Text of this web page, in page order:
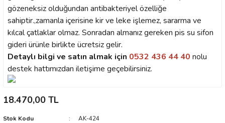
gözeneksiz olduğundan antibakteriyel özelliğe
sahiptir.,zamanla içerisine kir ve leke işlemez, sararma ve
kılcal çatlaklar olmaz. Sonradan almanız gereken pis su sifon
gideri ürünle birlikte ücretsiz gelir.
Detaylı bilgi ve satın almak için 0532 436 44 40 nolu
destek hattımızdan iletişime geçebilirsiniz.
18.470,00 TL
Stok Kodu
AK-424